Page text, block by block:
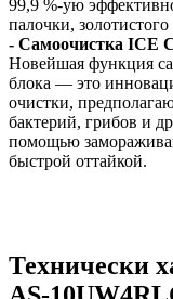
99,9 %-ую
палочки,
- Самоочистка ICE
Новейшая функция
блока — это
очистки,
бактерий, грибов и
помощью
быстрой оттайкой.
Технически